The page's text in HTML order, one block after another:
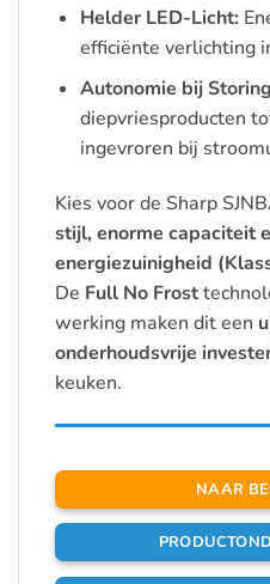
Helder LED-Licht:
efficiënte verlichting
Autonomie bij
diepvriesproducten
ingevroren bij
Kies voor de Sharp
stijl, enorme capaciteit
energiezuinigheid
De Full No Frost
werking maken dit een
onderhoudsvrije
keuken.
NAAR